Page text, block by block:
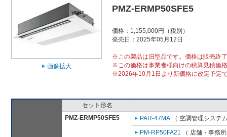
画像拡大
PMZ-ERMP50SFE5
価格：1,155,000円（税別）
発売日：2025年05月12日
※この製品は旧型品です。価格は販売終
※この価格は事業者様向けの積算見積価
※2026年10月1日より新価格に改定予定
セット形名
PMZ-ERMP50SFE5
PAR-47MA （ 空調管理システ
PM-RP50FA21 （ 店舗・事務